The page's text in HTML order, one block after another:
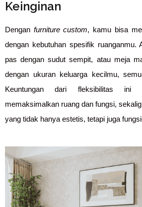
Keinginan
Dengan furniture custom, kamu bisa
dengan kebutuhan spesifik ruanganmu.
pas dengan sudut sempit, atau meja
dengan ukuran keluarga kecilmu,
Keuntungan dari fleksibilitas ini
memaksimalkan ruang dan fungsi,
yang tidak hanya estetis, tetapi juga